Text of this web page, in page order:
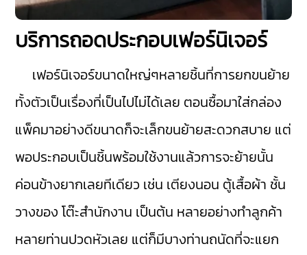
บริการถอดประกอบเฟอร์นิเจอร์
เฟอร์นิเจอร์ขนาดใหญ่ๆหลายชิ้นที่การยกขนย้าย
ทั้งตัวเป็นเรื่องที่เป็นไปไม่ได้เลย ตอนซื้อมาใส่กล่อง
แพ็คมาอย่างดีขนาดก็จะเล็กขนย้ายสะดวกสบาย แต่
พอประกอบเป็นชิ้นพร้อมใช้งานแล้วการจะย้ายนั้น
ค่อนข้างยากเลยทีเดียว เช่น เตียงนอน ตู้เสื้อผ้า ชั้น
วางของ โต๊ะสำนักงาน เป็นต้น หลายอย่างทำลูกค้า
หลายท่านปวดหัวเลย แต่ก็มีบางท่านถนัดที่จะแยก